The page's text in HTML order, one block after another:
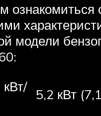
ознакомиться
модели
5,2 кВт